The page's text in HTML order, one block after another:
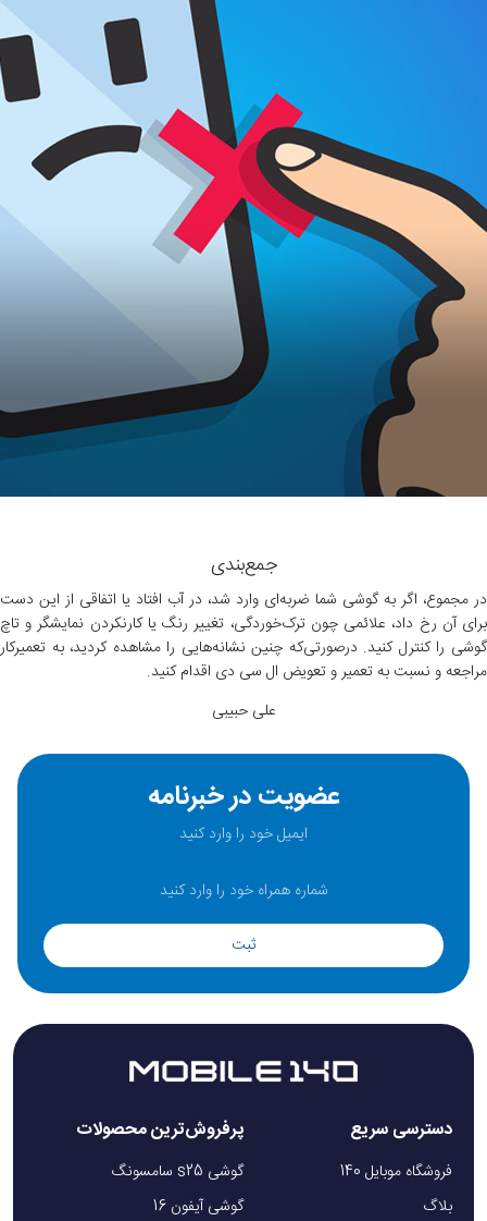
جمع‌بندی
در مجموع، اگر به گوشی شما ضربه‌ای وارد شد، در آب افتاد یا اتفاقی از این دست
برای آن رخ داد، علائمی چون ترک‌خوردگی، تغییر رنگ یا کارنکردن نمایشگر و تاچ
گوشی را کنترل کنید. درصورتی‌که چنین نشانه‌هایی را مشاهده کردید، به تعمیرکار
مراجعه و نسبت به تعمیر و تعویض ال سی دی اقدام کنید.
علی حبیبی
عضویت در خبرنامه
ثبت
دسترسی سریع
فروشگاه موبایل 140
بلاگ
پرفروش‌ترین محصولات
گوشی s25 سامسونگ
گوشی آیفون 16